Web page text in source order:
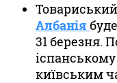
Албанія
31 березня.
іспанському
київським